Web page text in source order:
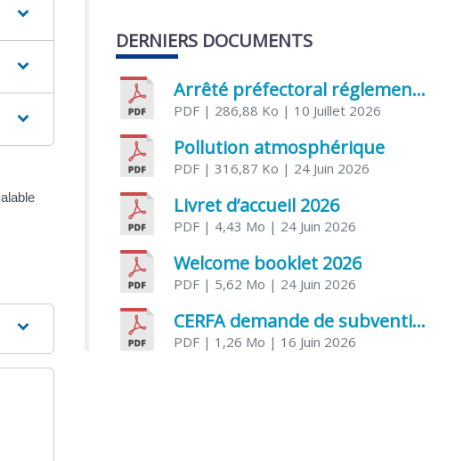
DERNIERS DOCUMENTS
Arrêté préfectoral réglementant l’usage de l’eau
PDF | 286,88 Ko | 10 Juillet 2026
Pollution atmosphérique
PDF | 316,87 Ko | 24 Juin 2026
Livret d’accueil 2026
PDF | 4,43 Mo | 24 Juin 2026
Welcome booklet 2026
PDF | 5,62 Mo | 24 Juin 2026
CERFA demande de subvention association
PDF | 1,26 Mo | 16 Juin 2026